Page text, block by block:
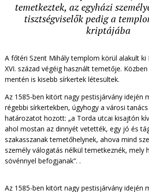
temetkeztek, az egyházi
tisztségviselők pedig a
kriptájába
A főtéri Szent Mihály templom körül alakult ki
XVI. század végéig használt temetője.
mentén is kisebb sírkertek létesültek.
Az 1585-ben kitört nagy pestisjárvány idején
régebbi sírkertekben, úgyhogy a városi
határozatot hozott: „a Torda utcai kisajtón
ahol mostan az dinnyét vetették, egy jó és
szakasszanak temetőhelynek, ahova mind
személy válogatás nélkül temetkeznék, mely
sövénnyel befogjanak”. .
Az 1585-ben kitört nagy pestisjárvány idején